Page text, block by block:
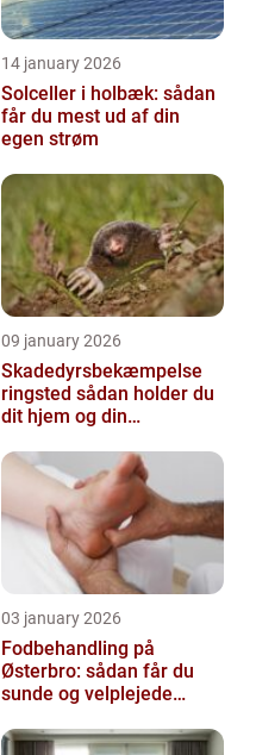
14 january 2026
Solceller i holbæk: sådan
får du mest ud af din
egen strøm
09 january 2026
Skadedyrsbekæmpelse
ringsted sådan holder du
dit hjem og din
gæster
03 january 2026
Fodbehandling på
Østerbro: sådan får du
sunde og velplejede